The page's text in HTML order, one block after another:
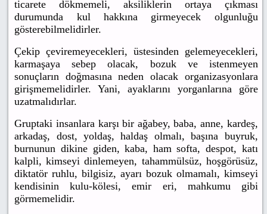
ticarete dökmemeli, aksiliklerin ortaya çıkması
durumunda kul hakkına girmeyecek olgunluğu
gösterebilmelidirler.
Çekip çeviremeyecekleri, üstesinden gelemeyecekleri,
karmaşaya sebep olacak, bozuk ve istenmeyen
sonuçların doğmasına neden olacak organizasyonlara
girişmemelidirler. Yani, ayaklarını yorganlarına göre
uzatmalıdırlar.
Gruptaki insanlara karşı bir ağabey, baba, anne, kardeş,
arkadaş, dost, yoldaş, haldaş olmalı, başına buyruk,
burnunun dikine giden, kaba, ham softa, despot, katı
kalpli, kimseyi dinlemeyen, tahammülsüz, hoşgörüsüz,
diktatör ruhlu, bilgisiz, ayarı bozuk olmamalı, kimseyi
kendisinin kulu-kölesi, emir eri, mahkumu gibi
görmemelidir.